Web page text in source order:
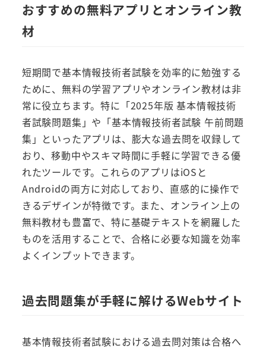
おすすめの無料アプリとオンライン教
材
短期間で基本情報技術者試験を効率的に勉強する
ために、無料の学習アプリやオンライン教材は非
常に役立ちます。特に「2025年版 基本情報技術
者試験問題集」や「基本情報技術者試験 午前問題
集」といったアプリは、膨大な過去問を収録して
おり、移動中やスキマ時間に手軽に学習できる優
れたツールです。これらのアプリはiOSと
Androidの両方に対応しており、直感的に操作で
きるデザインが特徴です。また、オンライン上の
無料教材も豊富で、特に基礎テキストを網羅した
ものを活用することで、合格に必要な知識を効率
よくインプットできます。
過去問題集が手軽に解けるWebサイト
基本情報技術者試験における過去問対策は合格へ